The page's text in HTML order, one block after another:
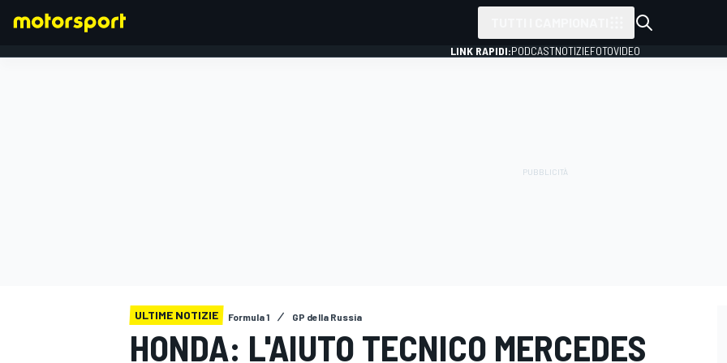
LINK RAPIDI:PODCASTNOTIZIEFOTOVIDEO
ULTIME NOTIZIE Formula 1 GP della Russia
HONDA: L'AIUTO TECNICO MERCEDES